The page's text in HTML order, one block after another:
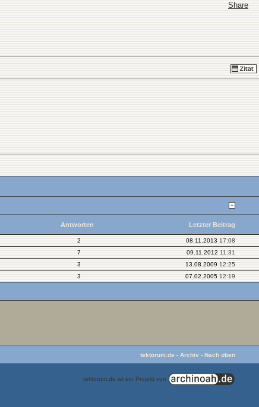
Share
Antworten Letzter Beitrag
2 08.11.2013 17:08
7 09.11.2012 11:31
3 13.08.2009 12:25
3 07.02.2005 12:19
tektorum.de - Archiv - Nach oben
tektorum.de ist ein Projekt von